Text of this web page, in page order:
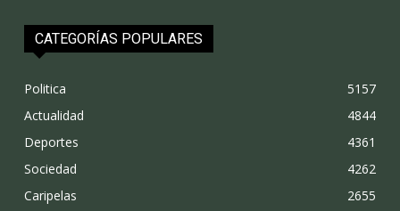
CATEGORÍAS POPULARES
Politica
5157
Actualidad
4844
Deportes
4361
Sociedad
4262
Caripelas
2655